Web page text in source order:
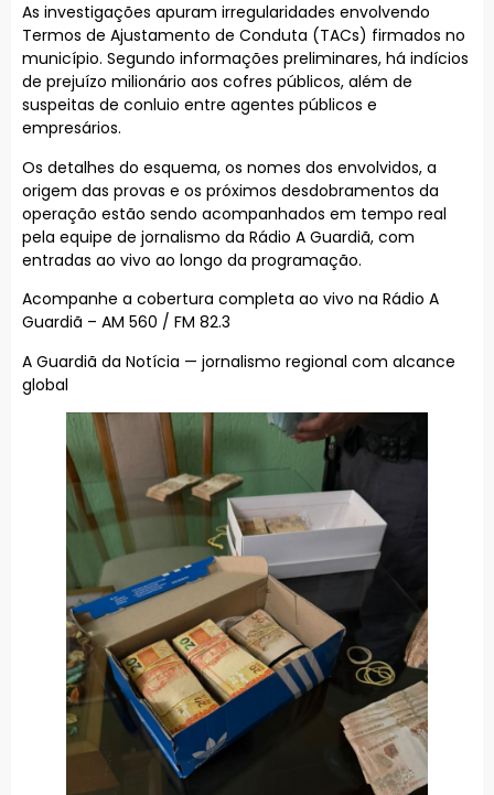
As investigações apuram irregularidades envolvendo
Termos de Ajustamento de Conduta (TACs) firmados no
município. Segundo informações preliminares, há indícios
de prejuízo milionário aos cofres públicos, além de
suspeitas de conluio entre agentes públicos e
empresários.
Os detalhes do esquema, os nomes dos envolvidos, a
origem das provas e os próximos desdobramentos da
operação estão sendo acompanhados em tempo real
pela equipe de jornalismo da Rádio A Guardiã, com
entradas ao vivo ao longo da programação.
Acompanhe a cobertura completa ao vivo na Rádio A
Guardiã – AM 560 / FM 82.3
A Guardiã da Notícia — jornalismo regional com alcance
global